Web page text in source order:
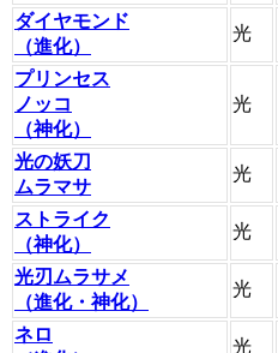
ダイヤモンド
（進化）
光
プリンセス
ノッコ
（神化）
光
光の妖刀
ムラマサ
光
ストライク
（神化）
光
光刃ムラサメ
（進化・神化）
光
ネロ
光